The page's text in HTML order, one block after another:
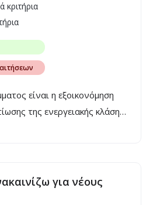
κριτήρια
είναι η εξοικονόμηση
της ενεργειακής κλάσης
κατηγορίες.για νέους